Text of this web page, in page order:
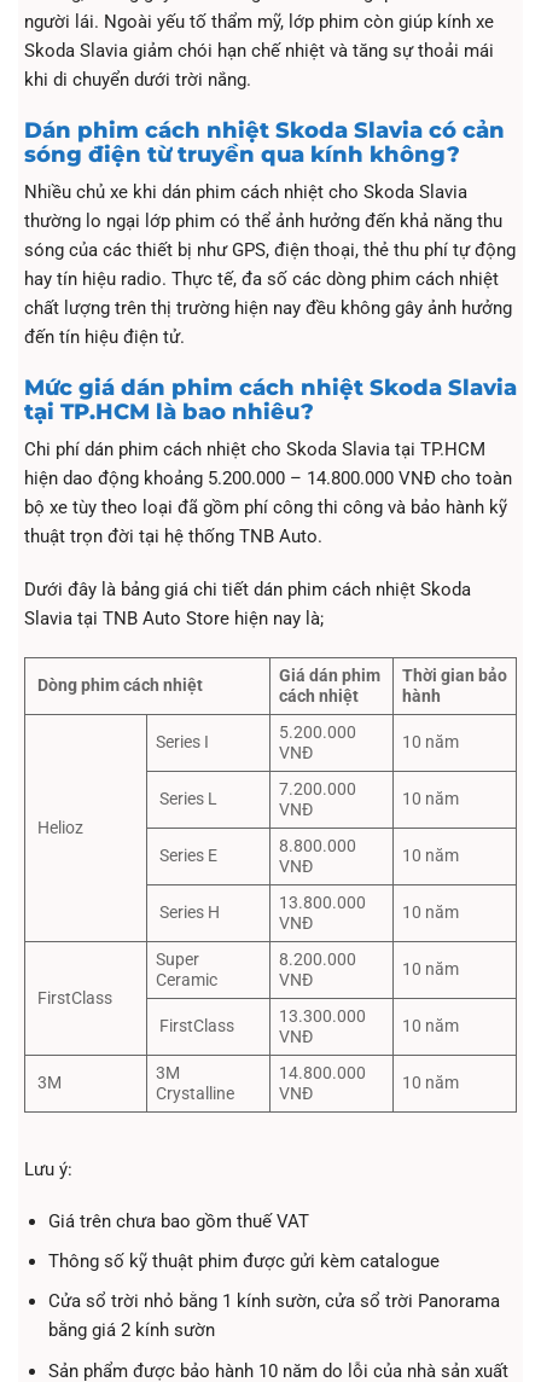
người lái. Ngoài yếu tố thẩm mỹ, lớp phim còn giúp kính xe
Skoda Slavia giảm chói hạn chế nhiệt và tăng sự thoải mái
khi di chuyển dưới trời nắng.
Dán phim cách nhiệt Skoda Slavia có cản
sóng điện từ truyền qua kính không?
Nhiều chủ xe khi dán phim cách nhiệt cho Skoda Slavia
thường lo ngại lớp phim có thể ảnh hưởng đến khả năng thu
sóng của các thiết bị như GPS, điện thoại, thẻ thu phí tự động
hay tín hiệu radio. Thực tế, đa số các dòng phim cách nhiệt
chất lượng trên thị trường hiện nay đều không gây ảnh hưởng
đến tín hiệu điện tử.
Mức giá dán phim cách nhiệt Skoda Slavia
tại TP.HCM là bao nhiêu?
Chi phí dán phim cách nhiệt cho Skoda Slavia tại TP.HCM
hiện dao động khoảng 5.200.000 – 14.800.000 VNĐ cho toàn
bộ xe tùy theo loại đã gồm phí công thi công và bảo hành kỹ
thuật trọn đời tại hệ thống TNB Auto.
Dưới đây là bảng giá chi tiết dán phim cách nhiệt Skoda
Slavia tại TNB Auto Store hiện nay là;
Dòng phim cách nhiệt
Giá dán phim
cách nhiệt
Thời gian bảo
hành
Helioz
Series I
5.200.000
VNĐ
10 năm
Series L
7.200.000
VNĐ
10 năm
Series E
8.800.000
VNĐ
10 năm
Series H
13.800.000
VNĐ
10 năm
FirstClass
Super
Ceramic
8.200.000
VNĐ
10 năm
FirstClass
13.300.000
VNĐ
10 năm
3M
3M
Crystalline
14.800.000
VNĐ
10 năm
Lưu ý:
Giá trên chưa bao gồm thuế VAT
Thông số kỹ thuật phim được gửi kèm catalogue
Cửa sổ trời nhỏ bằng 1 kính sườn, cửa sổ trời Panorama
bằng giá 2 kính sườn
Sản phẩm được bảo hành 10 năm do lỗi của nhà sản xuất